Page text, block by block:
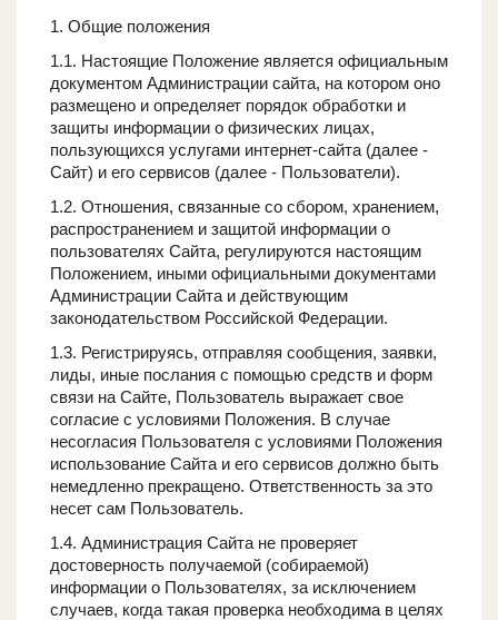
1. Общие положения
1.1. Настоящие Положение является официальным
документом Администрации сайта, на котором оно
размещено и определяет порядок обработки и
защиты информации о физических лицах,
пользующихся услугами интернет-сайта (далее -
Сайт) и его сервисов (далее - Пользователи).
1.2. Отношения, связанные со сбором, хранением,
распространением и защитой информации о
пользователях Сайта, регулируются настоящим
Положением, иными официальными документами
Администрации Сайта и действующим
законодательством Российской Федерации.
1.3. Регистрируясь, отправляя сообщения, заявки,
лиды, иные послания с помощью средств и форм
связи на Сайте, Пользователь выражает свое
согласие с условиями Положения. В случае
несогласия Пользователя с условиями Положения
использование Сайта и его сервисов должно быть
немедленно прекращено. Ответственность за это
несет сам Пользователь.
1.4. Администрация Сайта не проверяет
достоверность получаемой (собираемой)
информации о Пользователях, за исключением
случаев, когда такая проверка необходима в целях